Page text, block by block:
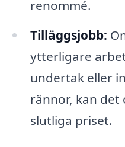
renommé.
Tilläggsjobb:
ytterligare
undertak eller
rännor, kan det
slutliga priset.